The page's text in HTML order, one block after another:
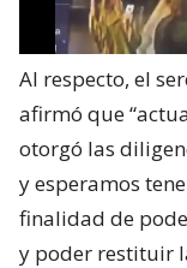
Al respecto, el
afirmó que
otorgó las
y esperamos
finalidad de
y poder restituir